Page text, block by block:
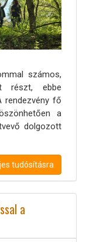
számos,
részt, ebbe
rendezvény fő
a
dolgozott
tudósításra
a